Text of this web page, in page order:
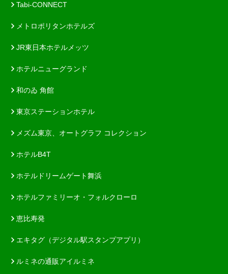
Tabi-CONNECT
メトロポリタンホテルズ
JR東日本ホテルメッツ
ホテルニューグランド
和のゐ 角館
東京ステーションホテル
メズム東京、オートグラフ コレクション
ホテルB4T
ホテルドリームゲート舞浜
ホテルファミリーオ・フォルクローロ
恵比寿発
エキタグ（デジタル駅スタンプアプリ）
ルミネの通販アイルミネ